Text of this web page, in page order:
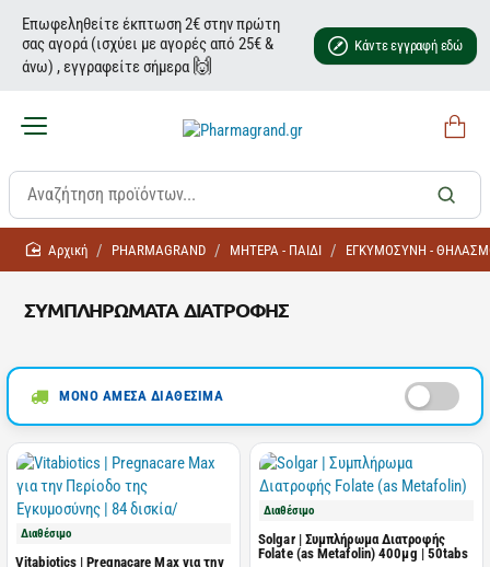
Επωφεληθείτε έκπτωση 2€ στην πρώτη
σας αγορά (ισχύει με αγορές από 25€ &
άνω) , εγγραφείτε σήμερα 🙌
Κάντε εγγραφή εδώ
ΣΥΜΠΛΗΡΩΜΑΤΑ ΔΙΑΤΡΟΦΗΣ
homePHARMAGRAND ΜΗΤΕΡΑ - ΠΑΙΔΙ ΕΓΚΥΜΟΣΥΝΗ -
ΜΟΝΟ ΑΜΕΣΑ ΔΙΑΘΕΣΙΜΑ
Διαθέσιμο
Vitabiotics | Pregnacare Max για την
Διαθέσιμο
Solgar | Συμπλήρωμα Διατροφής
Folate (as Metafolin) 400µg | 50tabs